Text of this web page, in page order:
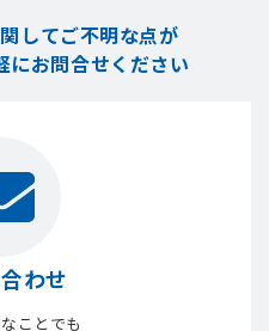
してご不明な点が
にお問合せください
わせ
ことでも